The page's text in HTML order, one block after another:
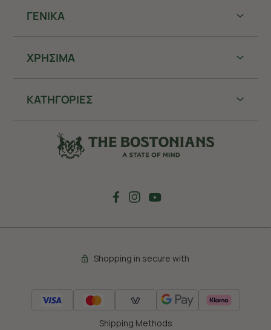
ΓΕΝΙΚΑ
ΧΡHΣΙΜΑ
ΚΑΤΗΓΟΡΙΕΣ
Shopping in secure with
Shipping Methods